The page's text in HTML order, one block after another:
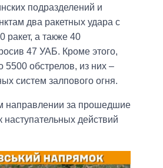
подразделений и
два ракетных удара с
ракет, а также 40
47 УАБ. Кроме этого,
5500 обстрелов, из них –
систем залпового огня.
направлении за прошедшие
наступательных действий